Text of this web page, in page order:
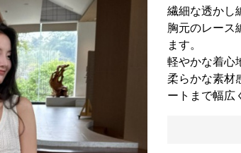
繊細な透かし
胸元のレース
ます。
軽やかな着心
柔らかな素材
ートまで幅広